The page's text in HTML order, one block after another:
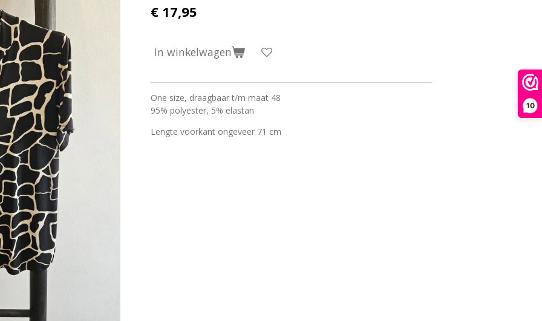
10
€ 17,95
In winkelwagen
One size, draagbaar t/m maat 48
95% polyester, 5% elastan
Lengte voorkant ongeveer 71 cm